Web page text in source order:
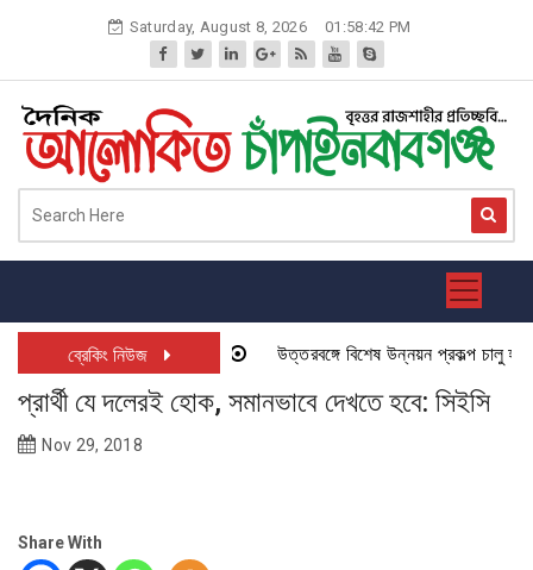
Saturday, August 8, 2026 01:58:42 PM
ব্রেকিং নিউজ উত্তরবঙ্গে বিশেষ উন্নয়ন প্রকল্প চালু হতে
প্রার্থী যে দলেরই হোক, সমানভাবে দেখতে হবে: সিইসি
Nov 29, 2018
Share With